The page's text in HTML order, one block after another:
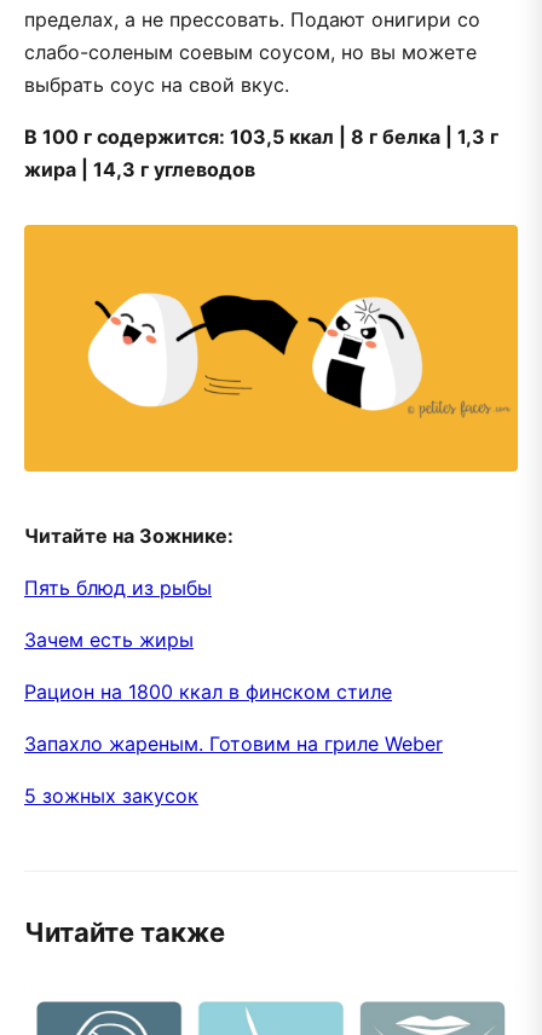
пределах, а не прессовать. Подают онигири со
слабо-соленым соевым соусом, но вы можете
выбрать соус на свой вкус.
В 100 г содержится: 103,5 ккал | 8 г белка | 1,3 г
жира | 14,3 г углеводов
Читайте на Зожнике:
Пять блюд из рыбы
Зачем есть жиры
Рацион на 1800 ккал в финском стиле
Запахло жареным. Готовим на гриле Weber
5 зожных закусок
Читайте также